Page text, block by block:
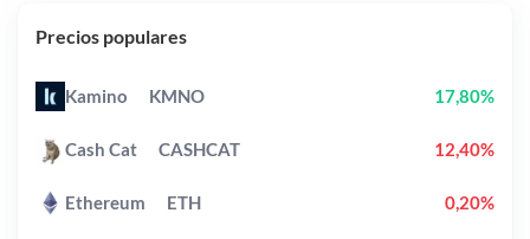
Precios populares
Kamino KMNO 17,80%
Cash Cat CASHCAT 12,40%
Ethereum ETH 0,20%